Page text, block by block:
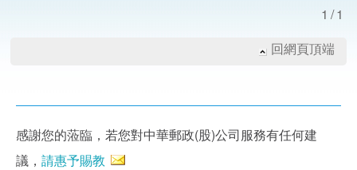
1/1
回網頁頂端
感謝您的蒞臨，若您對中華郵政(股)公司服務有任何建
議， 請惠予賜教